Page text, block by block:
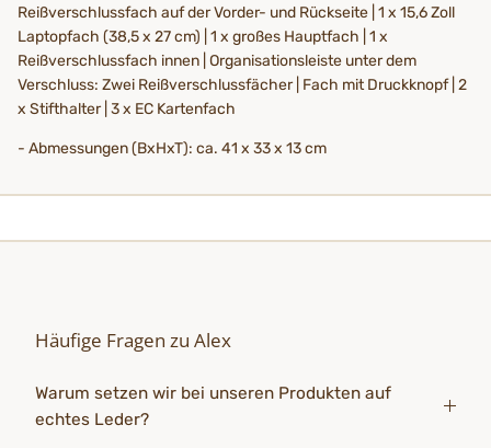
Reißverschlussfach auf der Vorder- und Rückseite | 1 x 15,6 Zoll
Laptopfach (38,5 x 27 cm) | 1 x großes Hauptfach | 1 x
Reißverschlussfach innen | Organisationsleiste unter dem
Verschluss: Zwei Reißverschlussfächer | Fach mit Druckknopf | 2
x Stifthalter | 3 x EC Kartenfach
- Abmessungen (BxHxT): ca. 41 x 33 x 13 cm
Häufige Fragen zu Alex
Warum setzen wir bei unseren Produkten auf
echtes Leder?